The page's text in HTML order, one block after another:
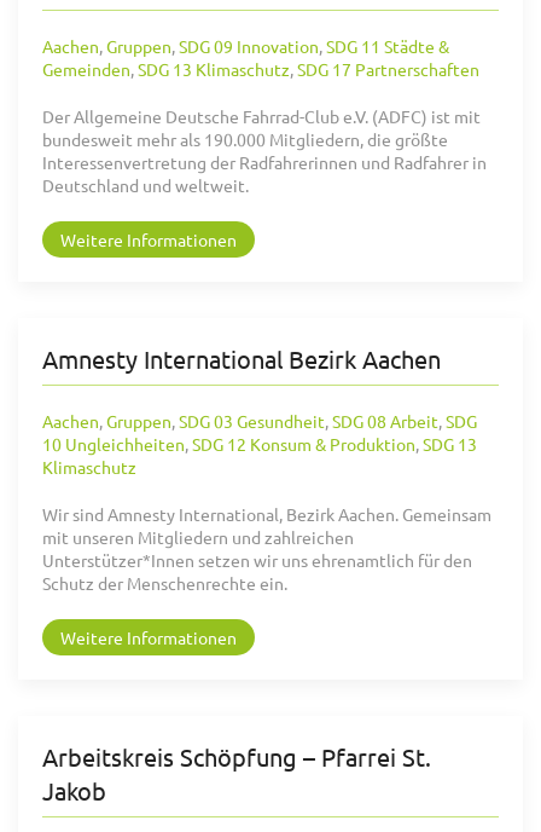
Aachen,Gruppen,SDG 09 Innovation,SDG 11 Städte &
Gemeinden,SDG 13 Klimaschutz,SDG 17 Partnerschaften
Der Allgemeine Deutsche Fahrrad-Club e.V. (ADFC) ist mit
bundesweit mehr als 190.000 Mitgliedern, die größte
Interessenvertretung der Radfahrerinnen und Radfahrer in
Deutschland und weltweit.
Weitere Informationen
Amnesty International Bezirk Aachen
Aachen,Gruppen,SDG 03 Gesundheit,SDG 08 Arbeit,SDG
10 Ungleichheiten,SDG 12 Konsum & Produktion,SDG 13
Klimaschutz
Wir sind Amnesty International, Bezirk Aachen. Gemeinsam
mit unseren Mitgliedern und zahlreichen
Unterstützer*Innen setzen wir uns ehrenamtlich für den
Schutz der Menschenrechte ein.
Weitere Informationen
Arbeitskreis Schöpfung – Pfarrei St.
Jakob